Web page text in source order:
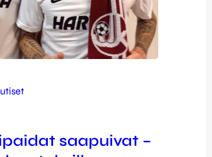
saapuivat –